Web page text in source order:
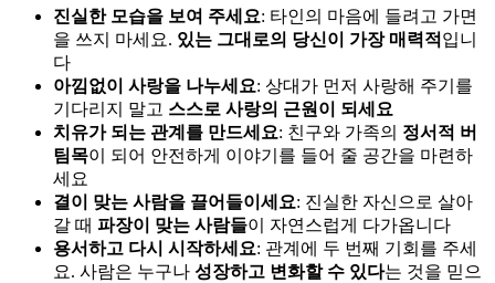
진실한 모습을 보여 주세요: 타인의 마음에 들려고 가면
을 쓰지 마세요. 있는 그대로의 당신이 가장 매력적 입니
다
아낌없이 사랑을 나누세요: 상대가 먼저 사랑해 주기를
기다리지 말고 스스로 사랑의 근원이 되세요
치유가 되는 관계를 만드세요: 친구와 가족의 정서적 버
팀목이 되어 안전하게 이야기를 들어 줄 공간을 마련하
세요
결이 맞는 사람을 끌어들이세요: 진실한 자신으로 살아
갈 때 파장이 맞는 사람들이 자연스럽게 다가옵니다
용서하고 다시 시작하세요: 관계에 두 번째 기회를 주세
요. 사람은 누구나 성장하고 변화할 수 있다는 것을 믿으